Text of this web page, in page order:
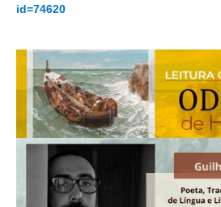
Manuais do CNJ
Protocolos de Julgamento
Ouvidoria
Faça sua Manifestação
Acompanhe sua manifestação
id=74620